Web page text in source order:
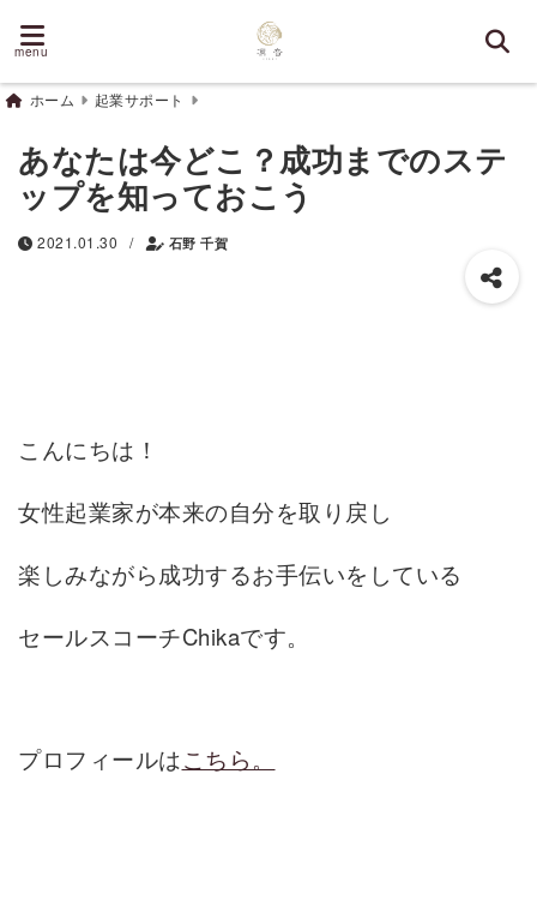
menu
ホーム 起業サポート
あなたは今どこ？成功までのステ
ップを知っておこう
2021.01.30 / 石野 千賀
こんにちは！
女性起業家が本来の自分を取り戻し
楽しみながら成功するお手伝いをしている
セールスコーチChikaです。
プロフィールはこちら。